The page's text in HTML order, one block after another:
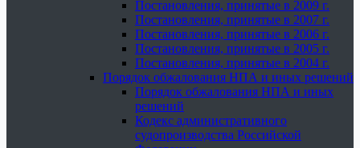
Постановления, принятые в 2009 г.
Постановления, принятые в 2007 г.
Постановления, принятые в 2006 г.
Постановления, принятые в 2005 г.
Постановления, принятые в 2004 г.
Порядок обжалования НПА и иных решений
Порядок обжалования НПА и иных
решений
Кодекс административного
судопроизводства Российской